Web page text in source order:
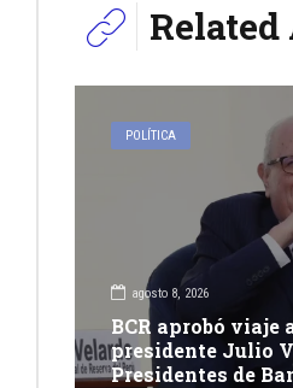
POLÍTICA
agosto 8, 2026
BCR aprobó viaje
presidente Julio
Presidentes de